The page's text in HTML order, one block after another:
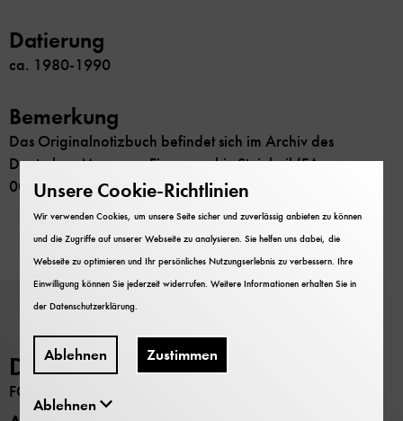
Datierung
ca. 1980-1990
Bemerkung
Das Originalnotizbuch befindet sich im Archiv des
Deutschen Museums, Firmenarchiv Steinheil (FA
005/0511).
Deutsches Museum
FORSCHUNG
Unsere Cookie-Richtlinien
Wir verwenden Cookies, um unsere Seite sicher und zuverlässig anbieten zu können
und die Zugriffe auf unserer Webseite zu analysieren. Sie helfen uns dabei, die
Webseite zu optimieren und Ihr persönliches Nutzungserlebnis zu verbessern. Ihre
Einwilligung können Sie jederzeit widerrufen. Weitere Informationen erhalten Sie in
derDatenschutzerklärung.
Ablehnen Zustimmen
Ablehnen